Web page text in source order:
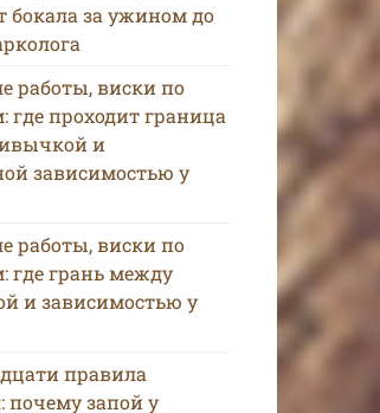
бокала за ужином до
работы, виски по
где проходит граница
и
зависимостью у
работы, виски по
где грань между
и зависимостью у
правила
почему запой у